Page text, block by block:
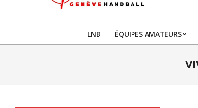
LNB ÉQUIPES AMATEURS